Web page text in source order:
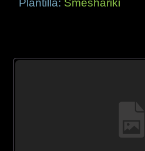
Plantilla: Smeshariki